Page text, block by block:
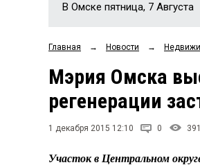
В Омске пятница, 7 Августа
Главная → Новости →
Мэрия Омска
регенерации
1 декабря 2015 12:10 0
Участок в Центральном